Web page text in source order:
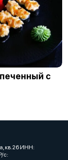
с
кв.26 ИНН:
с: